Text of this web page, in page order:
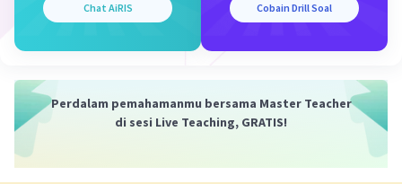
Beri Rating 0.0( Balas
Chat AiRIS Cobain Drill Soal
Perdalam pemahamanmu bersama Master Teacher
di sesi Live Teaching, GRATIS!